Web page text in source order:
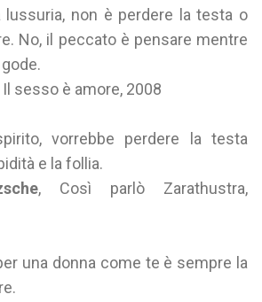
non è perdere la testa o
No, il peccato è pensare mentre
Il sesso è amore, 2008
vorrebbe perdere la testa
e la follia.
, Così parlò Zarathustra,
una donna come te è sempre la